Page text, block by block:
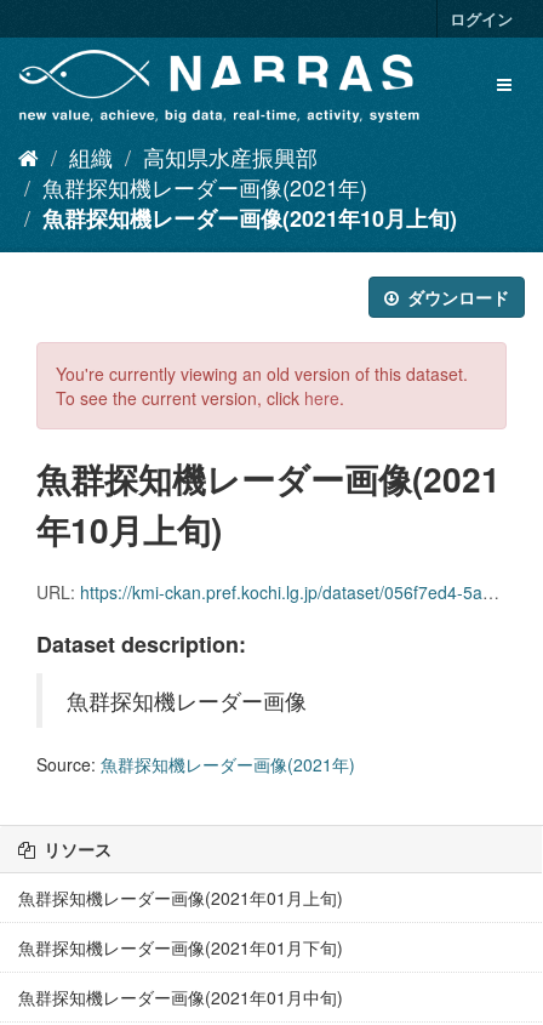
キ
ログイン
組織
高知県水産振興部
魚群探知機レーダー画像(2021年)
魚群探知機レーダー画像(2021年10月上旬)
ダウンロード
You're currently viewing an old version of this dataset.
To see the current version, click here.
魚群探知機レーダー画像(2021
年10月上旬)
URL: https://kmi-ckan.pref.kochi.lg.jp/dataset/056f7ed4-5a07-486a-8b65-ec28e5eeb0b5/resource/051982cc-9994-48ef-8bff-c33d961a39b6/download/gyoguntanchikireedaagazou2021nen10-joujun.zip
Dataset description:
魚群探知機レーダー画像
Source: 魚群探知機レーダー画像(2021年)
リソース
魚群探知機レーダー画像(2021年01月上旬)
魚群探知機レーダー画像(2021年01月下旬)
魚群探知機レーダー画像(2021年01月中旬)